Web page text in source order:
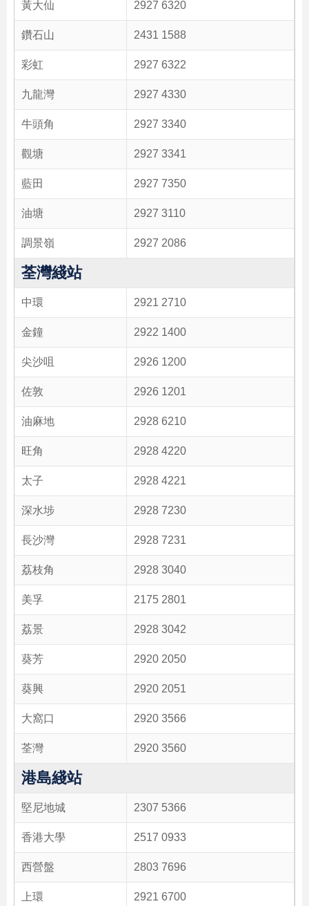
黃大仙 2927 6320
鑽石山 2431 1588
彩虹 2927 6322
九龍灣 2927 4330
牛頭角 2927 3340
觀塘 2927 3341
藍田 2927 7350
油塘 2927 3110
調景嶺 2927 2086
荃灣綫站
中環 2921 2710
金鐘 2922 1400
尖沙咀 2926 1200
佐敦 2926 1201
油麻地 2928 6210
旺角 2928 4220
太子 2928 4221
深水埗 2928 7230
長沙灣 2928 7231
荔枝角 2928 3040
美孚 2175 2801
荔景 2928 3042
葵芳 2920 2050
葵興 2920 2051
大窩口 2920 3566
荃灣 2920 3560
港島綫站
堅尼地城 2307 5366
香港大學 2517 0933
西營盤 2803 7696
上環 2921 6700